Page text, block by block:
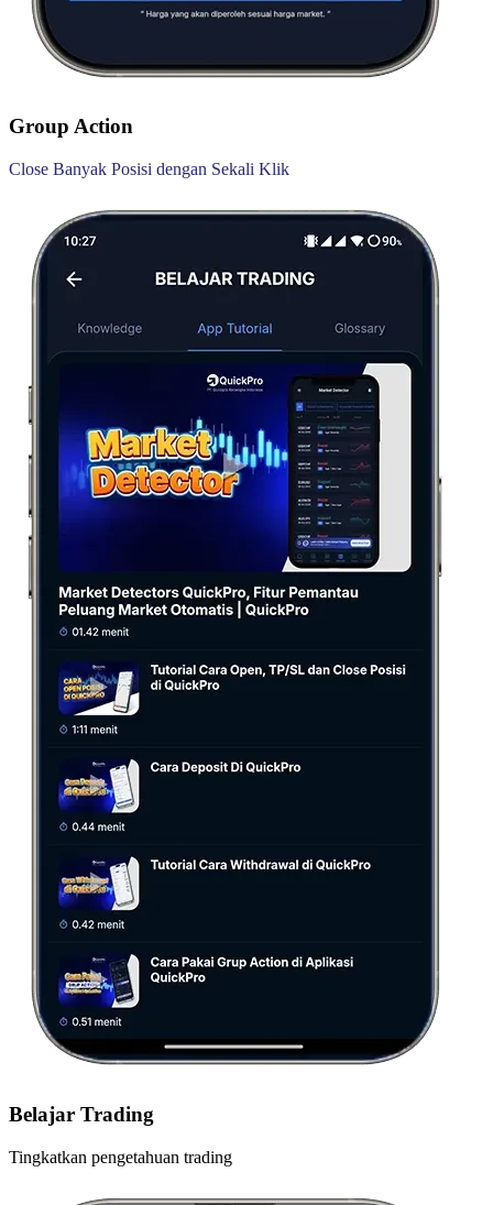
Group Action
Close Banyak Posisi dengan Sekali Klik
Belajar Trading
Tingkatkan pengetahuan trading